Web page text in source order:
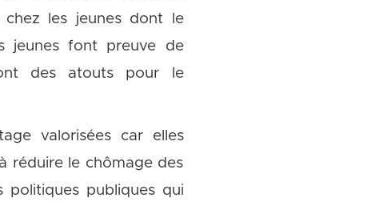
les jeunes dont le
jeunes font preuve de
des atouts pour le
valorisées car elles
réduire le chômage des
publiques qui